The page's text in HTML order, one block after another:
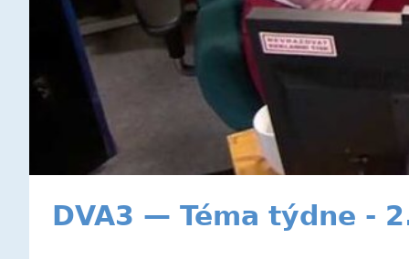
DVA3 — Téma týdne -